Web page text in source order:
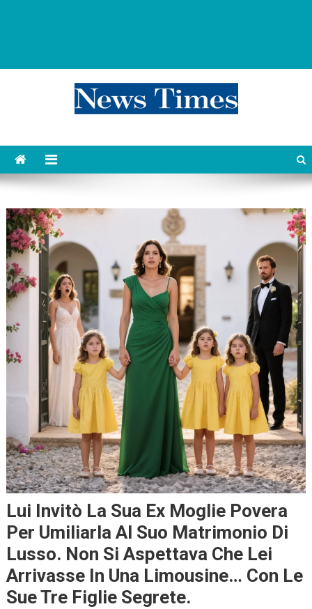
Lui Invitò La Sua Ex Moglie Povera
Per Umiliarla Al Suo Matrimonio Di
Lusso. Non Si Aspettava Che Lei
Arrivasse In Una Limousine… Con Le
Sue Tre Figlie Segrete.